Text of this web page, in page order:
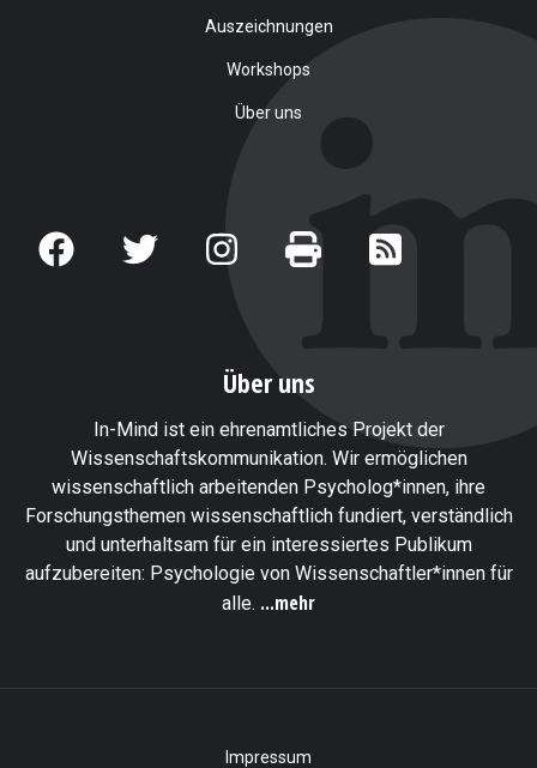
Auszeichnungen
Workshops
Über uns
Über uns
In-Mind ist ein ehrenamtliches Projekt der
Wissenschaftskommunikation. Wir ermöglichen
wissenschaftlich arbeitenden Psycholog*innen, ihre
Forschungsthemen wissenschaftlich fundiert, verständlich
und unterhaltsam für ein interessiertes Publikum
aufzubereiten: Psychologie von Wissenschaftler*innen für
alle. ...mehr
Impressum